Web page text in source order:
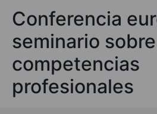
Conferencia
seminario sobre
competencias
profesionales